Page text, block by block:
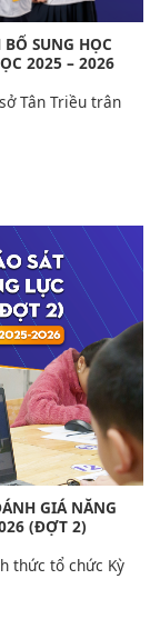
SUNG HỌC
2025 – 2026
Tân Triều trân
GIÁ NĂNG
(ĐỢT 2)
thức tổ chức Kỳ